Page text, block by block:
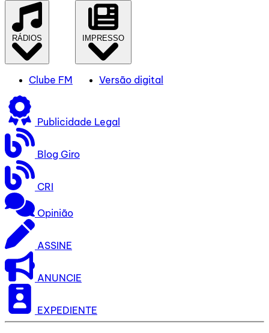
RÁDIOS
Clube FM
IMPRESSO
Versão digital
Publicidade Legal
Blog Giro
CRI
Opinião
ASSINE
ANUNCIE
EXPEDIENTE